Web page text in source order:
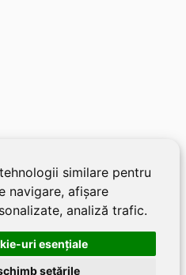
similare pentru
navigare, afișare
analiză trafic.
uri esenţiale
setările